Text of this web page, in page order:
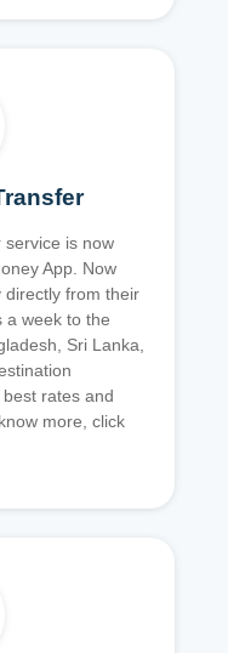
service is now
App. Now
directly from their
a week to the
Sri Lanka,
rates and
more, click